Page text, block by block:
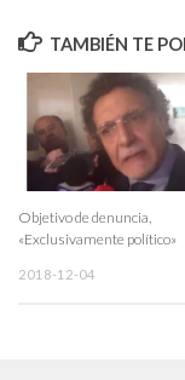
TAMBIÉN TE
Objetivo de denuncia,
«Exclusivamente político»
2018-12-04